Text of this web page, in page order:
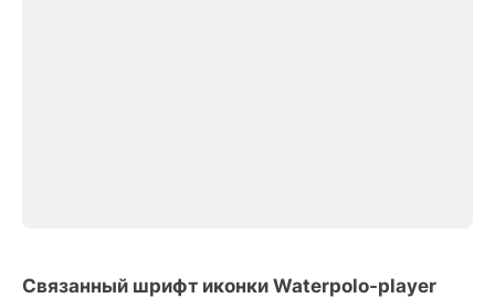
Связанный шрифт иконки Waterpolo-player